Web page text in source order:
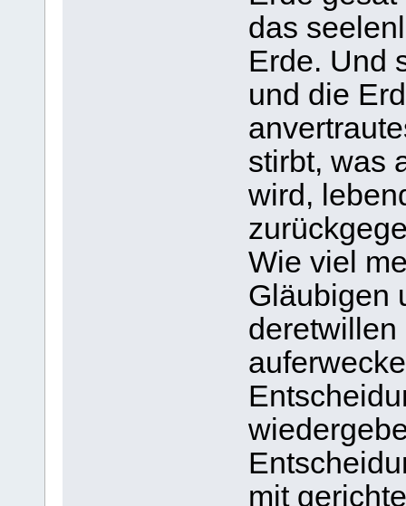
das
Erde. Und
und die
stirbt, was
wird,
Wie viel
Gläubigen
deretwillen
mit